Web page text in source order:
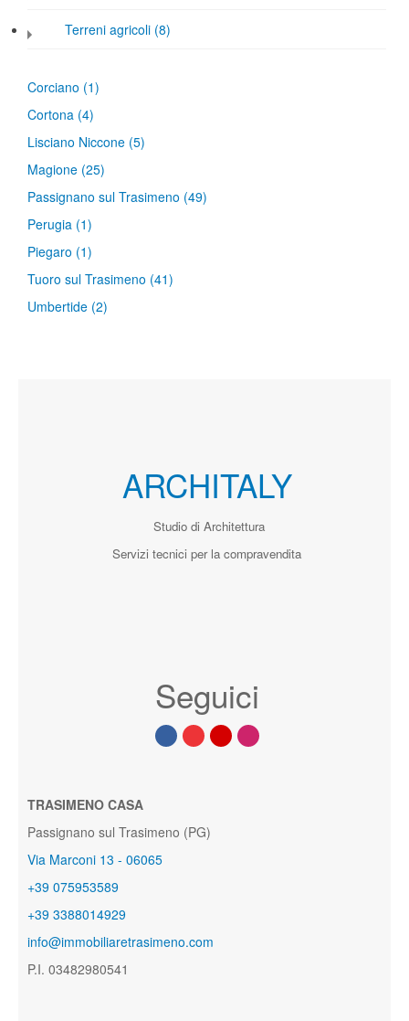
Terreni agricoli (8)
Corciano (1)
Cortona (4)
Lisciano Niccone (5)
Magione (25)
Passignano sul Trasimeno (49)
Perugia (1)
Piegaro (1)
Tuoro sul Trasimeno (41)
Umbertide (2)
ARCHITALY
Studio di Architettura
Servizi tecnici per la compravendita
Seguici
TRASIMENO CASA
Passignano sul Trasimeno (PG)
Via Marconi 13 - 06065
+39 075953589
+39 3388014929
info@immobiliaretrasimeno.com
P.I. 03482980541